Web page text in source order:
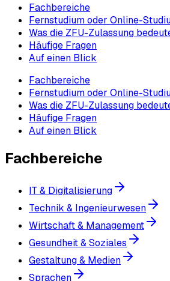
Fachbereiche
Fernstudium oder Online-
Was die ZFU-Zulassung
Häufige Fragen
Auf einen Blick
Fachbereiche
Fernstudium oder Online-
Was die ZFU-Zulassung
Häufige Fragen
Auf einen Blick
Fachbereiche
IT & Digitalisierung
Technik & Ingenieurwesen
Wirtschaft & Management
Gesundheit & Soziales
Gestaltung & Medien
Sprachen